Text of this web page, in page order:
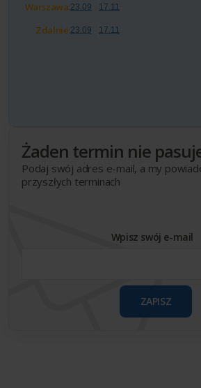
Warszawa:23.09 17.11
Zdalnie:23.09 17.11
Żaden termin nie
Podaj swój adres e-mail, a my
przyszłych terminach
Wpisz swój e-mail
ZAPISZ